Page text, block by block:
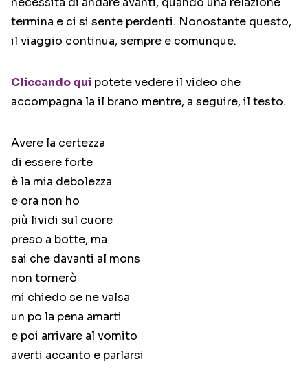
termina e ci si sente perdenti. Nonostante questo,
il viaggio continua, sempre e comunque.
Cliccando qui potete vedere il video che
accompagna la il brano mentre, a seguire, il testo.
Avere la certezza
di essere forte
è la mia debolezza
e ora non ho
più lividi sul cuore
preso a botte, ma
sai che davanti al mons
non tornerò
mi chiedo se ne valsa
un po la pena amarti
e poi arrivare al vomito
averti accanto e parlarsi